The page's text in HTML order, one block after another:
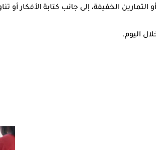
الحركة أو التمارين الخفيفة، إلى جانب كتابة الأفكار
اليوم.